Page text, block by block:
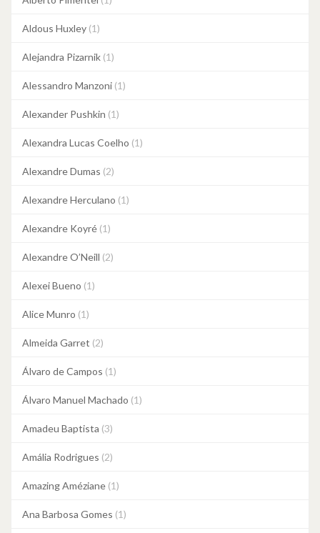
Aldous Huxley (1)
Alejandra Pizarnik (1)
Alessandro Manzoni (1)
Alexander Pushkin (1)
Alexandra Lucas Coelho (1)
Alexandre Dumas (2)
Alexandre Herculano (1)
Alexandre Koyré (1)
Alexandre O’Neill (2)
Alexei Bueno (1)
Alice Munro (1)
Almeida Garret (2)
Álvaro de Campos (1)
Álvaro Manuel Machado (1)
Amadeu Baptista (3)
Amália Rodrigues (2)
Amazing Améziane (1)
Ana Barbosa Gomes (1)